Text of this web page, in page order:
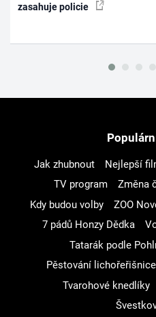
zasahuje policie
Jak zhubnout Nejlepší
TV program
Změna
Kdy budou volby
ZOO
7 pádů Honzy Dědka
Tatarák podle
Pěstování lichořeřišnice
Tvarohové knedlíky